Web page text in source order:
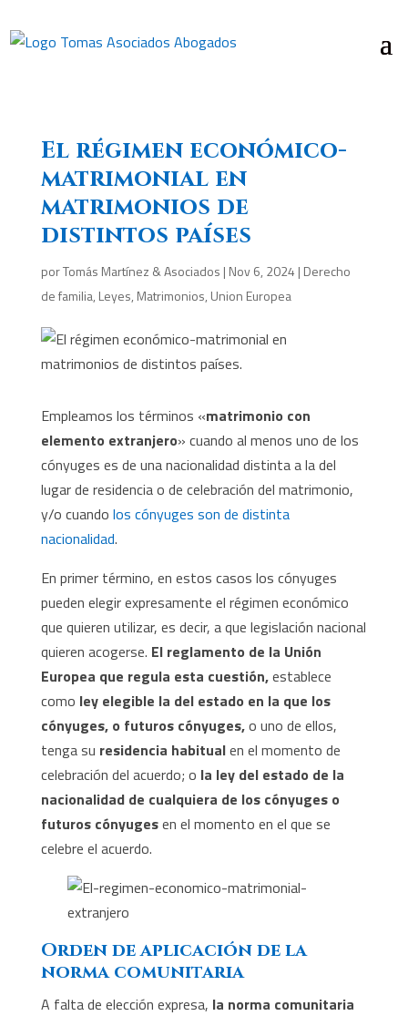
El régimen económico-
matrimonial en
matrimonios de
distintos países
porTomás Martínez & Asociados | Nov 6, 2024 | Derecho
de familia, Leyes, Matrimonios, Union Europea
Empleamos los términos «matrimonio con
elemento extranjero» cuando al menos uno de los
cónyuges es de una nacionalidad distinta a la del
lugar de residencia o de celebración del matrimonio,
y/o cuando los cónyuges son de distinta
nacionalidad.
En primer término, en estos casos los cónyuges
pueden elegir expresamente el régimen económico
que quieren utilizar, es decir, a que legislación nacional
quieren acogerse. El reglamento de la Unión
Europea que regula esta cuestión,establece
como ley elegible la del estado en la que los
cónyuges, o futuros cónyuges,o uno de ellos,
tenga su residencia habitualen el momento de
celebración del acuerdo; o la ley del estado de la
nacionalidad de cualquiera de los cónyuges o
futuros cónyugesen el momento en el que se
celebre el acuerdo.
Orden de aplicación de la
norma comunitaria
A falta de elección expresa, la norma comunitaria